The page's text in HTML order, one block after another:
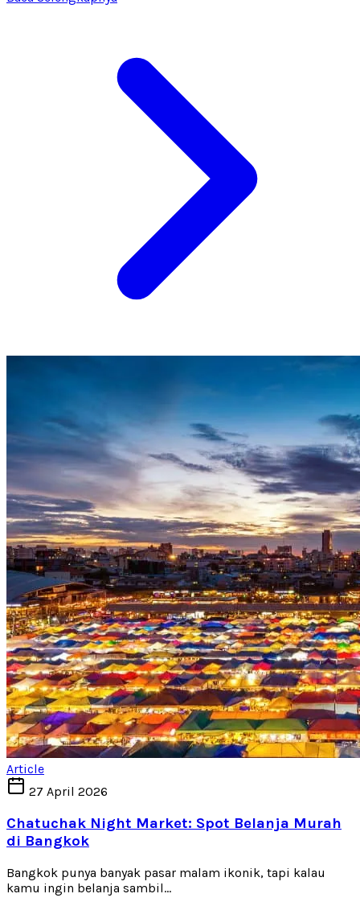
Article
27 April 2026
Chatuchak Night Market: Spot Belanja Murah
di Bangkok
Bangkok punya banyak pasar malam ikonik, tapi kalau
kamu ingin belanja sambil...